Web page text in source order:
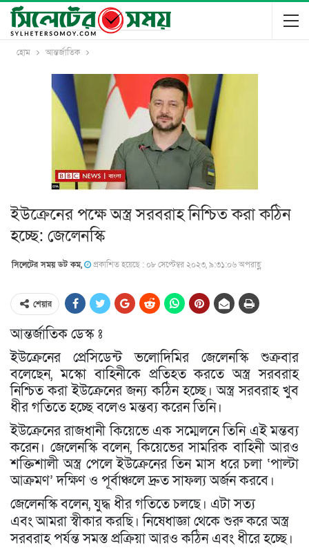
হোম আন্তর্জাতিক
ইউক্রেনের পক্ষে অস্ত্র সরবরাহ নিশ্চিত করা কঠিন
হচ্ছে: জেলেনস্কি
সিলেটের সময় ডট কম, প্রকাশিত হয়েছে : ০৮ সেপ্টেম্বর ২০২৩, ৯:৩১:০৬ অপরাহ্ণ
শেয়ার
আন্তর্জাতিক ডেস্ক ঃ
ইউক্রেনের প্রেসিডেন্ট ভলোদিমির জেলেনস্কি শুক্রবার
বলেছেন, মস্কো বাহিনীকে প্রতিহত করতে অস্ত্র সরবরাহ
নিশ্চিত করা ইউক্রেনের জন্য কঠিন হচ্ছে। অস্ত্র সরবরাহ খুব
ধীর গতিতে হচ্ছে বলেও মন্তব্য করেন তিনি।
ইউক্রেনের রাজধানী কিয়েভে এক সম্মেলনে তিনি এই মন্তব্য
করেন। জেলেনস্কি বলেন, কিয়েভের সামরিক বাহিনী আরও
শক্তিশালী অস্ত্র পেলে ইউক্রেনের তিন মাস ধরে চলা ‘পাল্টা
আক্রমণ’ দক্ষিণ ও পূর্বাঞ্চলে দ্রুত সাফল্য অর্জন করবে।
জেলেনস্কি বলেন, যুদ্ধ ধীর গতিতে চলছে। এটা সত্য
এবং আমরা স্বীকার করছি। নিষেধাজ্ঞা থেকে শুরু করে অস্ত্র
সরবরাহ পর্যন্ত সমস্ত প্রক্রিয়া আরও কঠিন এবং ধীরে হচ্ছে।